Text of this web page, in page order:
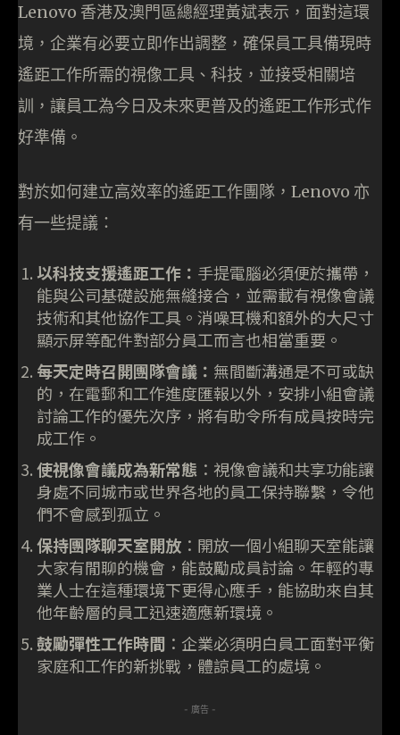
Lenovo 香港及澳門區總經理黃斌表示，面對這環
境，企業有必要立即作出調整，確保員工具備現時
遙距工作所需的視像工具、科技，並接受相關培
訓，讓員工為今日及未來更普及的遙距工作形式作
好準備。
對於如何建立高效率的遙距工作團隊，Lenovo 亦
有一些提議：
以科技支援遙距工作： 手提電腦必須便於攜帶，
能與公司基礎設施無縫接合，並需載有視像會議
技術和其他協作工具。消噪耳機和額外的大尺寸
顯示屏等配件對部分員工而言也相當重要。
每天定時召開團隊會議： 無間斷溝通是不可或缺
的，在電郵和工作進度匯報以外，安排小組會議
討論工作的優先次序，將有助令所有成員按時完
成工作。
使視像會議成為新常態 ：視像會議和共享功能讓
身處不同城市或世界各地的員工保持聯繫，令他
們不會感到孤立。
保持團隊聊天室開放 ：開放一個小組聊天室能讓
大家有閒聊的機會，能鼓勵成員討論。年輕的專
業人士在這種環境下更得心應手，能協助來自其
他年齡層的員工迅速適應新環境。
鼓勵彈性工作時間 ：企業必須明白員工面對平衡
家庭和工作的新挑戰，體諒員工的處境。
- 廣告 -